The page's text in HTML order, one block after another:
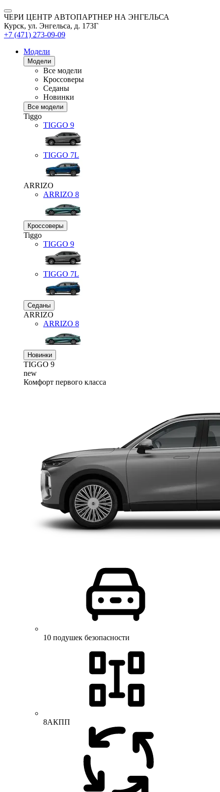
ЧЕРИ ЦЕНТР АВТОПАРТНЕР НА ЭНГЕЛЬСА
Курск, ул. Энгельса, д. 173Г
+7 (471) 273-09-09
Модели
Модели
Все модели
Кроссоверы
Седаны
Новинки
Все модели
Tiggo
TIGGO 9
TIGGO 7L
ARRIZO
ARRIZO 8
Кроссоверы
Tiggo
TIGGO 9
TIGGO 7L
Седаны
ARRIZO
ARRIZO 8
Новинки
TIGGO 9
new
Комфорт первого класса
10 подушек безопасности
8АКПП